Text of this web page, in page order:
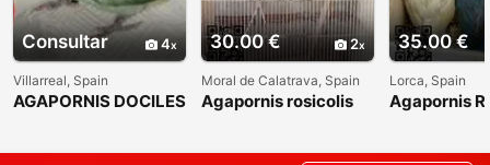
Consultar 4
Villarreal, Spain
AGAPORNIS DOCILES
SEXADAS POR ADN
30.00 € 2
Moral de Calatrava, Spain
Agapornis rosicolis
35.00 €
Lorca, Spain
Agapornis
Papilleros